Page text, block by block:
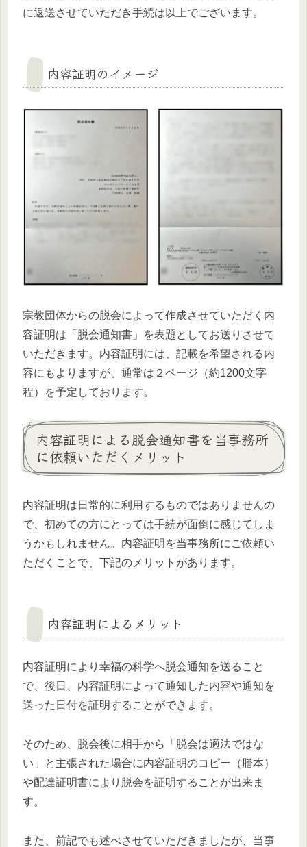
に返送させていただき手続は以上でございます。
内容証明のイメージ
宗教団体からの脱会によって作成させていただく内
容証明は「脱会通知書」を表題としてお送りさせて
いただきます。内容証明には、記載を希望される内
容にもよりますが、通常は２ページ（約1200文字
程）を予定しております。
内容証明による脱会通知書を当事務所
に依頼いただくメリット
内容証明は日常的に利用するものではありませんの
で、初めての方にとっては手続が面倒に感じてしま
うかもしれません。内容証明を当事務所にご依頼い
ただくことで、下記のメリットがあります。
内容証明によるメリット
内容証明により幸福の科学へ脱会通知を送ること
で、後日、内容証明によって通知した内容や通知を
送った日付を証明することができます。
そのため、脱会後に相手から「脱会は適法ではな
い」と主張された場合に内容証明のコピー（謄本）
や配達証明書により脱会を証明することが出来ま
す。
また、前記でも述べさせていただきましたが、当事